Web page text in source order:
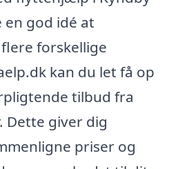
god idé at
forskellige
kan du let få op
tilbud fra
Dette giver dig
priser og